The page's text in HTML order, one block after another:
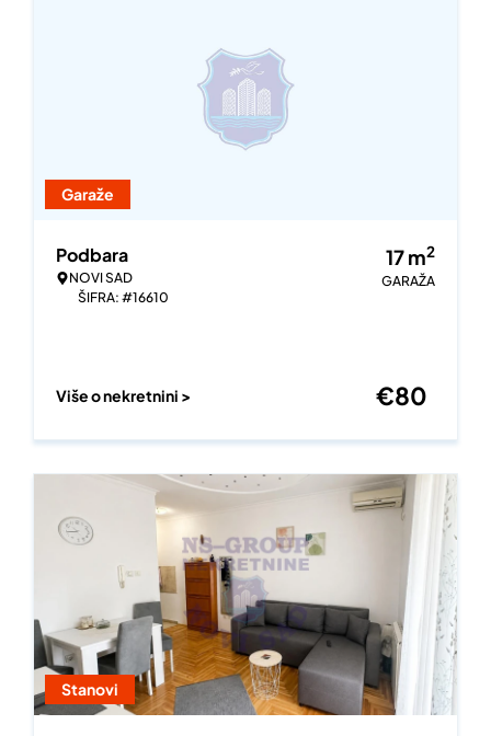
Garaže
Podbara
NOVI SAD
ŠIFRA: #16610
17m2
GARAŽA
Više o nekretnini > €80
Stanovi